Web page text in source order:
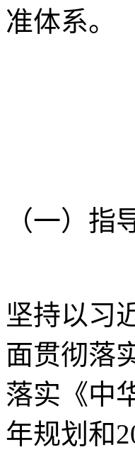
准体系。
（一）指
坚持以习
面贯彻落
落实《中
年规划和